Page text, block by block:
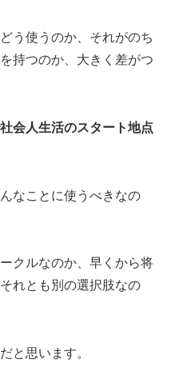
う使うのか、それがのち
持つのか、大きく差がつ
会人生活のスタート地点
なことに使うべきなの
クルなのか、早くから将
れとも別の選択肢なの
と思います。